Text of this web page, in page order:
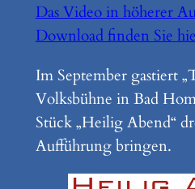
Das Video in höherer
Download finden Sie hi
Im September gastiert
Volksbühne in Bad
Stück „Heilig Abend“
Aufführung bringen.